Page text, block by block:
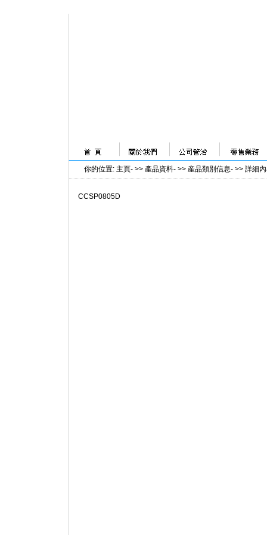
你的位置: 主頁- >> 產品資料- >> 産品類別信息- >> 詳細
CCSP0805D